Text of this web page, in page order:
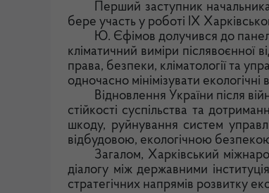
Перший заступник
бере участь у роботі ІХ
Ю. Єфімов долучився до
кліматичний виміри післявоєнної
права, безпеки, кліматології та
одночасно мінімізувати
Відновлення України після
стійкості суспільства та
шкоду, руйнування систем
відбудовою, екологічною
Загалом, Харківський
діалогу між державними
стратегічних напрямів розвитку